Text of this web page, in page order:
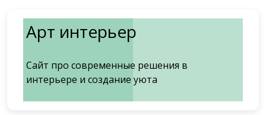
содержимому
Арт интерьер
Сайт про современные решения в
интерьере и создание уюта